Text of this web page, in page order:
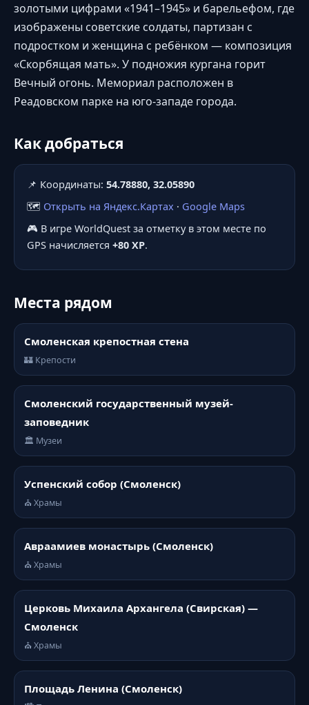
золотыми цифрами «1941–1945» и барельефом, где
изображены советские солдаты, партизан с
подростком и женщина с ребёнком — композиция
«Скорбящая мать». У подножия кургана горит
Вечный огонь. Мемориал расположен в
Реадовском парке на юго-западе города.
Как добраться
📌 Координаты: 54.78880, 32.05890
🗺️ Открыть на Яндекс.Картах · Google Maps
🎮 В игре WorldQuest за отметку в этом месте по
GPS начисляется +80 XP.
Места рядом
Смоленская крепостная стена
🏰 Крепости
Смоленский государственный музей-
заповедник
🏛️ Музеи
Успенский собор (Смоленск)
⛪ Храмы
Авраамиев монастырь (Смоленск)
⛪ Храмы
Церковь Михаила Архангела (Свирская) —
Смоленск
⛪ Храмы
Площадь Ленина (Смоленск)